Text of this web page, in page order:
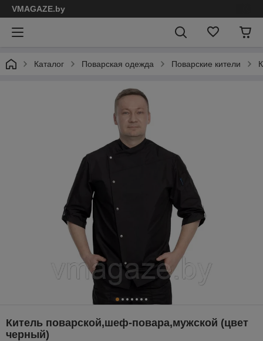
VMAGAZE.by
Каталог Поварская одежда Поварские кители
Китель поварской,шеф-повара,мужской (цвет
черный)